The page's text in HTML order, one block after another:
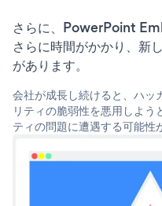
さらに、PowerPoint
さらに時間がかかり、新
があります。
会社が成長し続けると、ハ
リティの脆弱性を悪用しよう
ティの問題に遭遇する可能性